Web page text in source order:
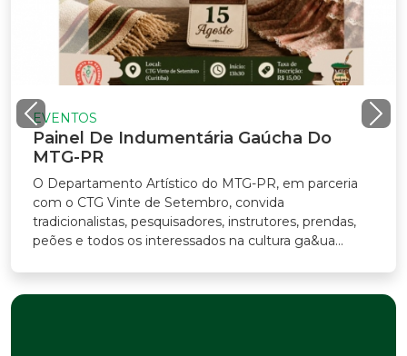
De Indumentária Gaúcha Do
PR
Departamento Artístico do MTG-PR, em parceria
o CTG Vinte de Setembro, convida
pesquisadores, instrutores, prendas,
e todos os interessados na cultura ga&ua...